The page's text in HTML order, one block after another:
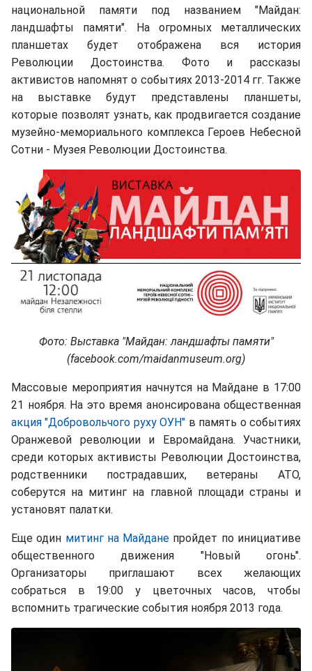
национальной памяти под названием "Майдан:
ландшафты памяти". На огромных металлических
планшетах будет отображена вся история
Революции Достоинства. Фото и рассказы
активистов напомнят о событиях 2013-2014 гг. Также
на выставке будут представлены планшеты,
которые позволят узнать, как продвигается создание
музейно-мемориального комплекса Героев Небесной
Сотни - Музея Революции Достоинства.
Фото: Выставка "Майдан: ландшафты памяти"
(facebook.com/maidanmuseum.org)
Массовые мероприятия начнутся на Майдане в 17:00
21 ноября. На это время анонсирована общественная
акция "Добровольчого руху ОУН" в память о событиях
Оранжевой революции и Евромайдана. Участники,
среди которых активисты Революции Достоинства,
родственники пострадавших, ветераны АТО,
соберутся на митинг на главной площади страны и
установят палатки.
Еще один митинг на Майдане пройдет по инициативе
общественного движения "Новый огонь".
Организаторы приглашают всех желающих
собраться в 19:00 у цветочных часов, чтобы
вспомнить трагические события ноября 2013 года.